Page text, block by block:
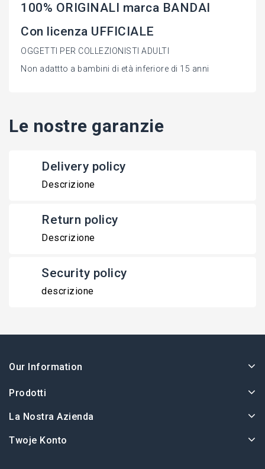
100% ORIGINALI marca BANDAI
Con licenza UFFICIALE
OGGETTI PER COLLEZIONISTI ADULTI
Non adattto a bambini di età inferiore di 15 anni
Le nostre garanzie
Delivery policy
Descrizione
Return policy
Descrizione
Security policy
descrizione
Our Information
Prodotti
La Nostra Azienda
Twoje Konto